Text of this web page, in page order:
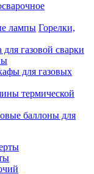
Горелки,
для газовой сварки
для газовых
термической
баллоны для